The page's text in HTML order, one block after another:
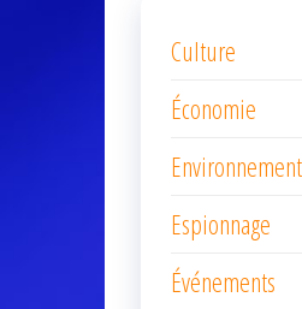
Culture
Économie
Environnement
Espionnage
Événements